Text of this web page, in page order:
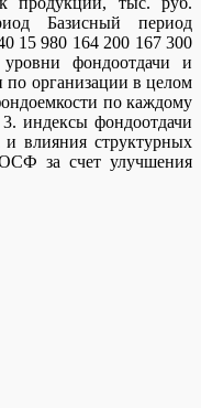
Базисный период
15 980 164 200 167 300
фондоотдачи и
организации в целом
по каждому
индексы фондоотдачи
и влияния структурных
за счет улучшения